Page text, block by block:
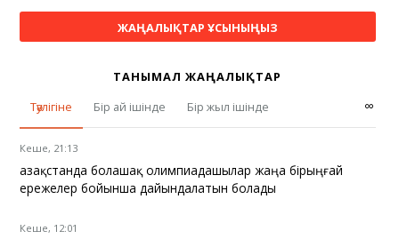
ЖАҢАЛЫҚТАР ҰСЫНЫҢЫЗ
ТАНЫМАЛ ЖАҢАЛЫҚТАР
Тәулігіне
Бір ай ішінде Бір жыл ішінде ∞
Кеше, 21:13
Қазақстанда болашақ олимпиадашылар жаңа бірыңғай
ережелер бойынша дайындалатын болады
Кеше, 12:01